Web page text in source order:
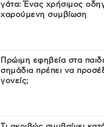
γάτα: Ένας χρήσιμος
χαρούμενη συμβίωση
Πρώιμη εφηβεία στα
σημάδια πρέπει να
γονείς;